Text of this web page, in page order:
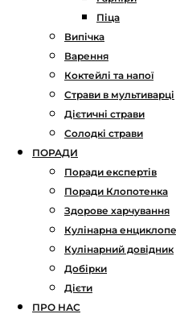
Піца
Випічка
Варення
Коктейлі та напої
Страви в мультиварці
Дієтичні страви
Солодкі страви
ПОРАДИ
Поради експертів
Поради Клопотенка
Здорове харчування
Кулінарна
Кулінарний довідник
Добірки
Дієти
ПРО НАС